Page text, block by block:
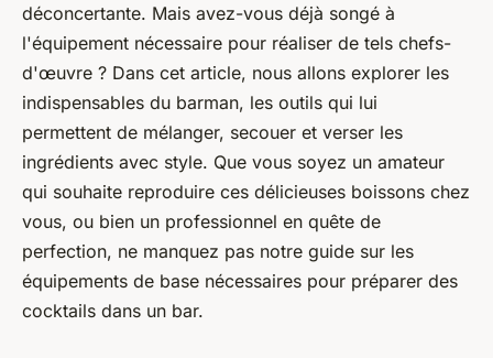
déconcertante. Mais avez-vous déjà songé à
l'équipement nécessaire pour réaliser de tels chefs-
d'œuvre ? Dans cet article, nous allons explorer les
indispensables du barman, les outils qui lui
permettent de mélanger, secouer et verser les
ingrédients avec style. Que vous soyez un amateur
qui souhaite reproduire ces délicieuses boissons chez
vous, ou bien un professionnel en quête de
perfection, ne manquez pas notre guide sur les
équipements de base nécessaires pour préparer des
cocktails dans un bar.